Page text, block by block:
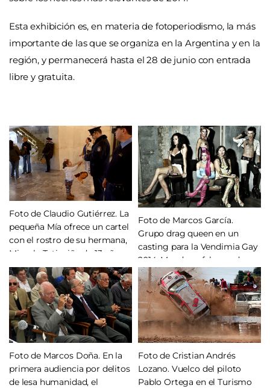
Esta exhibición es, en materia de fotoperiodismo, la más
importante de las que se organiza en la Argentina y en la
región, y permanecerá hasta el 28 de junio con entrada
libre y gratuita.
Foto de Claudio Gutiérrez. La
pequeña Mía ofrece un cartel
con el rostro de su hermana,
Micaela Tati, niña de 13 años
asesinada, a los policías que
custodian la sala donde se
desarrolla el juicio contra los
asesinos. Mendoza, agosto de
2014.
Foto de Marcos García.
Grupo drag queen en un
casting para la Vendimia Gay
2014. Mendoza, febrero de
2014.
Foto de Marcos Doña. En la
primera audiencia por delitos
de lesa humanidad, el
Foto de Cristian Andrés
Lozano. Vuelco del piloto
Pablo Ortega en el Turismo